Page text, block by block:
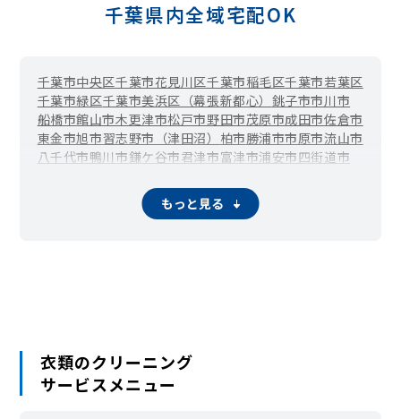
千葉県内全域宅配OK
千葉市中央区千葉市花見川区千葉市稲毛区千葉市若葉区
千葉市緑区千葉市美浜区（幕張新都心） 銚子市市川市
船橋市館山市木更津市松戸市野田市茂原市成田市佐倉市
東金市旭市習志野市（津田沼） 柏市勝浦市市原市流山市
八千代市鴨川市鎌ケ谷市君津市富津市浦安市四街道市
いすみ市大網白里市酒々井町
九十九里町芝山町横芝光町
もっと見る
衣類のクリーニング
サービスメニュー